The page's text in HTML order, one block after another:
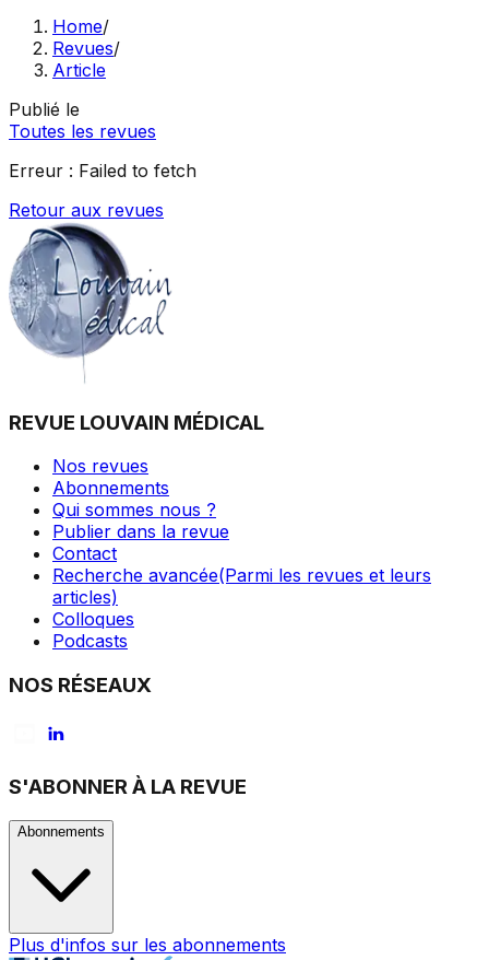
Home/
Revues/
Article
Publié le
Toutes les revues
Erreur : Failed to fetch
Retour aux revues
REVUE LOUVAIN MÉDICAL
Nos revues
Abonnements
Qui sommes nous ?
Publier dans la revue
Contact
Recherche avancée(Parmi les revues et leurs
articles)
Colloques
Podcasts
NOS RÉSEAUX
S'ABONNER À LA REVUE
Abonnements
Plus d'infos sur les abonnements